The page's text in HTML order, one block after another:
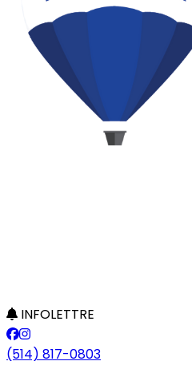
INFOLETTRE
(514) 817-0803